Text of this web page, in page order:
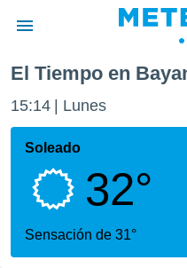
de
por
que se
calidad.
a este
las
El Tiempo en
15:14 Lunes
Soleado
32°
Sensación de 31°